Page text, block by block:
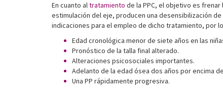
En cuanto altratamiento de la PPC, el objetivo es
estimulación del eje, producen una desensibilización
indicaciones para el empleo de dicho tratamiento, por
Edad cronológica menor de siete años en las
Pronóstico de la talla final alterado.
Alteraciones psicosociales importantes.
Adelanto de la edad ósea dos años por encima
Una PP rápidamente progresiva.